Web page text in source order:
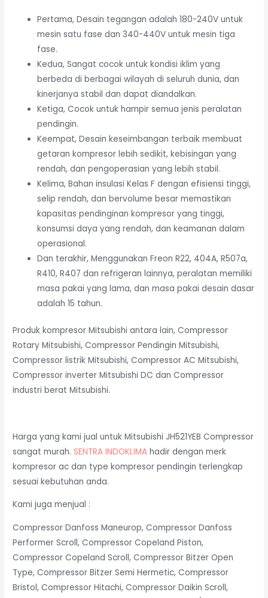
Pertama, Desain tegangan adalah 180-240V untuk
mesin satu fase dan 340-440V untuk mesin tiga
fase.
Kedua, Sangat cocok untuk kondisi iklim yang
berbeda di berbagai wilayah di seluruh dunia, dan
kinerjanya stabil dan dapat diandalkan.
Ketiga, Cocok untuk hampir semua jenis peralatan
pendingin.
Keempat, Desain keseimbangan terbaik membuat
getaran kompresor lebih sedikit, kebisingan yang
rendah, dan pengoperasian yang lebih stabil.
Kelima, Bahan insulasi Kelas F dengan efisiensi tinggi,
selip rendah, dan bervolume besar memastikan
kapasitas pendinginan kompresor yang tinggi,
konsumsi daya yang rendah, dan keamanan dalam
operasional.
Dan terakhir, Menggunakan Freon R22, 404A, R507a,
R410, R407 dan refrigeran lainnya, peralatan memiliki
masa pakai yang lama, dan masa pakai desain dasar
adalah 15 tahun.
Produk kompresor Mitsubishi antara lain, Compressor
Rotary Mitsubishi, Compressor Pendingin Mitsubishi,
Compressor listrik Mitsubishi, Compressor AC Mitsubishi,
Compressor inverter Mitsubishi DC dan Compressor
industri berat Mitsubishi.
Harga yang kami jual untuk Mitsubishi JH521YEB Compressor
sangat murah.SENTRA INDOKLIMA hadir dengan merk
kompresor ac dan type kompresor pendingin terlengkap
sesuai kebutuhan anda.
Kami juga menjual :
Compressor Danfoss Maneurop, Compressor Danfoss
Performer Scroll, Compressor Copeland Piston,
Compressor Copeland Scroll, Compressor Bitzer Open
Type, Compressor Bitzer Semi Hermetic, Compressor
Bristol, Compressor Hitachi, Compressor Daikin Scroll,